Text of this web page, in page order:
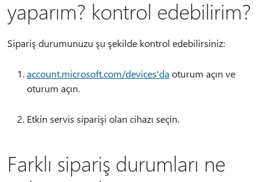
yaparım? kontrol edebilirim?
Sipariş durumunuzu şu şekilde kontrol edebilirsiniz:
account.microsoft.com/devices'da oturum açın ve
oturum açın.
Etkin servis siparişi olan cihazı seçin.
Farklı sipariş durumları ne